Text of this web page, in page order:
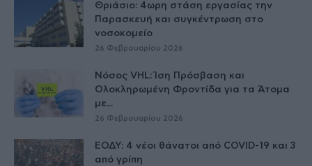
Θριάσιο: 4ωρη στάση εργασίας την
Παρασκευή και συγκέντρωση στο
νοσοκομείο
26 Φεβρουαρίου 2026
Νόσος VHL: Ίση Πρόσβαση και
Ολοκληρωμένη Φροντίδα για τα Άτομα
με...
26 Φεβρουαρίου 2026
ΕΟΔΥ: 4 νέοι θάνατοι από COVID-19 και 3
από γρίπη